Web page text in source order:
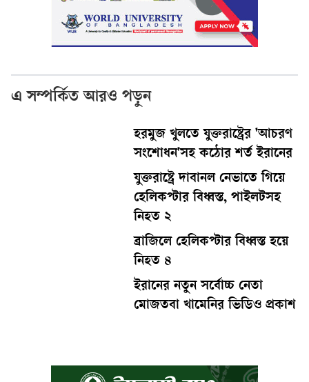
এ সম্পর্কিত আরও পড়ুন
হরমুজ খুলতে যুক্তরাষ্ট্রের 'আচরণ
সংশোধন'সহ কঠোর শর্ত ইরানের
যুক্তরাষ্ট্রে দাবানল নেভাতে গিয়ে
হেলিকপ্টার বিধ্বস্ত, পাইলটসহ
নিহত ২
ব্রাজিলে হেলিকপ্টার বিধ্বস্ত হয়ে
নিহত ৪
ইরানের নতুন সর্বোচ্চ নেতা
মোজতবা খামেনির ভিডিও প্রকাশ